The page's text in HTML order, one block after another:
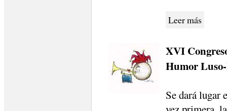
Leer más
XVI
Humor
Se dará lugar